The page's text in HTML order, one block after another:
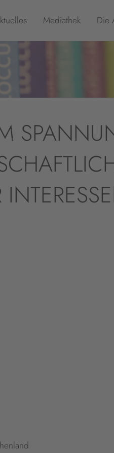
Mediathek Die